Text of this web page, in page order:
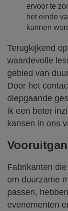
ervoor te
het einde
kunnen
Terugkijkend
waardevolle
gebied van
Door het
diepgaande
ik een beter
kansen in ons
Fabrikanten
om duurzame
passen,
evenementen